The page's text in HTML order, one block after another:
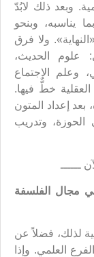
وبعد ذلك لابُدّ
وبنحو
ولا فرق
علوم الحديث،
وعلم الاجتماع
خطٌّ فيها.
بعد إعداد المتون
الحوزة، وتدريب
ــــــ
مجال الفلسفة
لذلك، فضلاً عن
العلمي. وإذا